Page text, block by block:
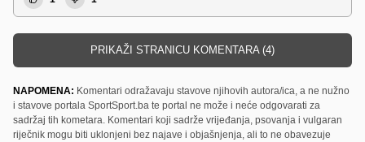
PRIKAŽI STRANICU KOMENTARA (4)
NAPOMENA: Komentari odražavaju stavove njihovih autora/ica, a ne nužno
i stavove portala SportSport.ba te portal ne može i neće odgovarati za
sadržaj tih kometara. Komentari koji sadrže vrijeđanja, psovanja i vulgaran
riječnik mogu biti uklonjeni bez najave i objašnjenja, ali to ne obavezuje